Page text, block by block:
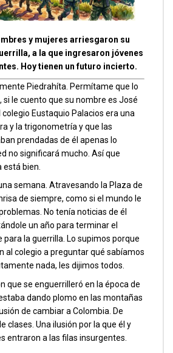
y mujeres arriesgaron su
a la que ingresaron jóvenes
Hoy tienen un futuro incierto.
Piedrahíta. Permítame que lo
si le cuento que su nombre es José
Eustaquio Palacios era una
y la trigonometría y que las
prendadas de él apenas lo
no significará mucho. Así que
bien.
semana. Atravesando la Plaza de
de siempre, como si el mundo le
No tenía noticias de él
un año para terminar el
para la guerrilla. Lo supimos porque
al colegio a preguntar qué sabíamos
nada, les dijimos todos.
que se enguerrilleró en la época de
dando plomo en las montañas
de cambiar a Colombia. De
clases. Una ilusión por la que él y
entraron a las filas insurgentes.